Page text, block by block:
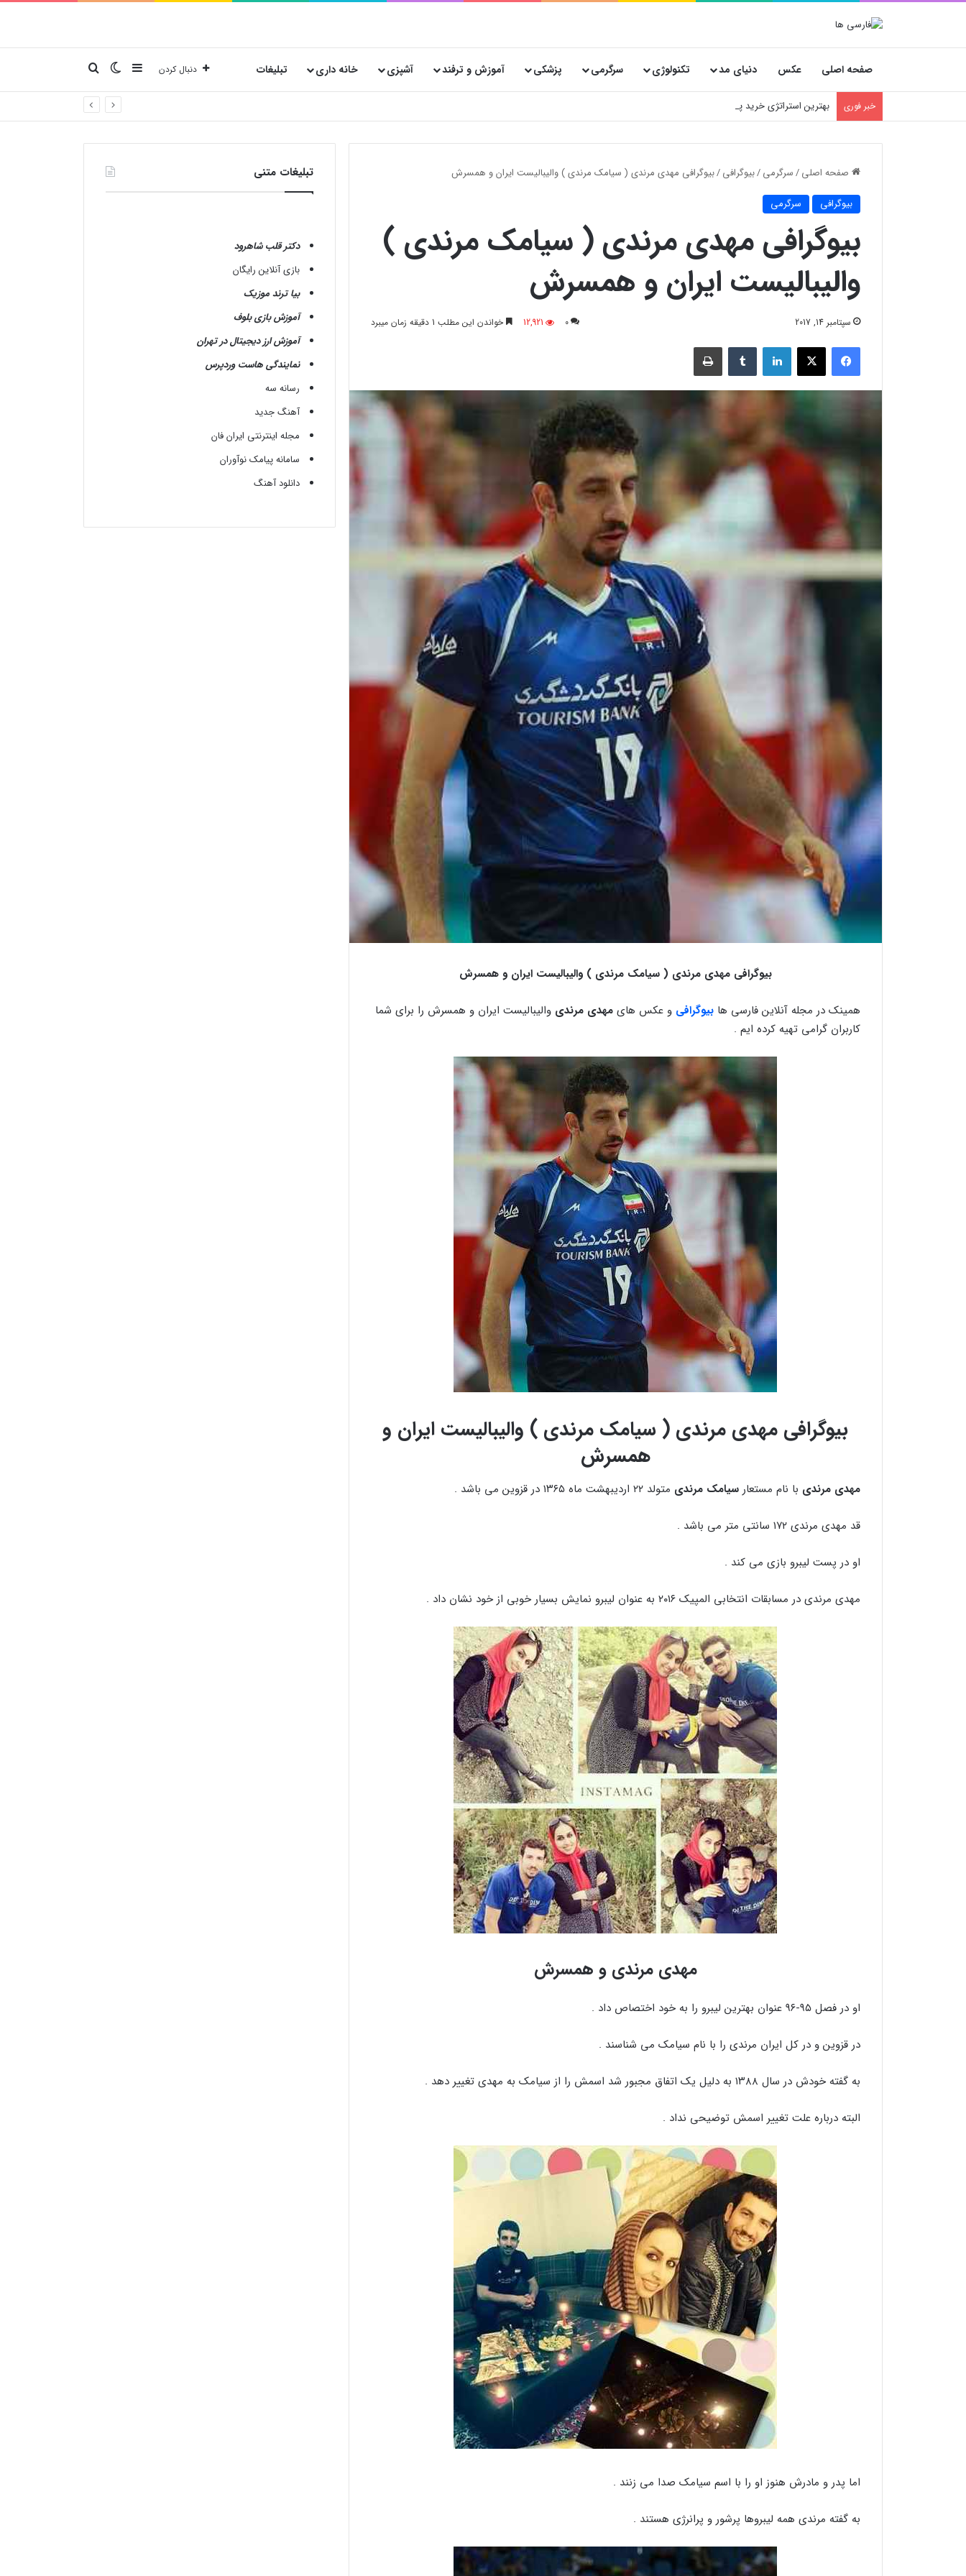
صفحه اصلی عکس دنیای مد تکنولوژی سرگرمی پزشکی آموزش و ترفند آشپزی خانه داری تبلیغات دنبال کردن نوارکناریتغییر پوسته
جستجو برای
خبر فوری بهترین استراتژی خرید پارچه عمده؛ پیشنهاد ویژه نساجی هدیه صفاهان برای تولید کنندگان لباس و پوشاک در ایران
صفحه اصلی/ سرگرمی/بیوگرافی/بیوگرافی مهدی مرندی ( سیامک مرندی ) والیبالیست ایران و همسرش
بیوگرافی سرگرمی
بیوگرافی مهدی مرندی ( سیامک مرندی )
والیبالیست ایران و همسرش
سپتامبر 14, 2017 0
12,921 خواندن این مطلب 1 دقیقه زمان میبرد
فیسبوک X لینکدین ‫تامبلر چاپ
بیوگرافی مهدی مرندی ( سیامک مرندی ) والیبالیست ایران و همسرش
همینک در مجله آنلاین فارسی ها بیوگرافی و عکس های مهدی مرندی والیبالیست ایران و همسرش را برای شما
کاربران گرامی تهیه کرده ایم .
بیوگرافی مهدی مرندی ( سیامک مرندی ) والیبالیست ایران و
همسرش
مهدی مرندی با نام مستعار سیامک مرندی متولد ۲۲ اردیبهشت ماه ۱۳۶۵ در قزوین می باشد .
قد مهدی مرندی ۱۷۲ سانتی متر می باشد .
او در پست لیبرو بازی می کند .
مهدی مرندی در مسابقات انتخابی المپیک ۲۰۱۶ به عنوان لیبرو نمایش بسیار خوبی از خود نشان داد .
مهدی مرندی و همسرش
او در فصل ۹۵-۹۶ عنوان بهترین لیبرو را به خود اختصاص داد .
در قزوین و در کل ایران مرندی را با نام سیامک می شناسند .
به گفته خودش در سال ۱۳۸۸ به دلیل یک اتفاق مجبور شد اسمش را از سیامک به مهدی تغییر دهد .
البته درباره علت تغییر اسمش توضیحی نداد .
اما پدر و مادرش هنوز او را با اسم سیامک صدا می زنند .
به گفته مرندی همه لیبروها پرشور و پرانرژی هستند .
تبلیغات متنی
دکتر قلب شاهرود
بازی آنلاین رایگان
بیا ترند موزیک
آموزش بازی بلوف
آموزش ارز دیجیتال در تهران
نمایندگی هاست وردپرس
رسانه سه
آهنگ جدید
مجله اینترنتی ایران فان
سامانه پیامک نوآوران
دانلود آهنگ